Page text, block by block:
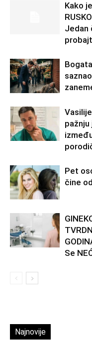
Kako
Jedan
Pet
čine
Se
Najnovije